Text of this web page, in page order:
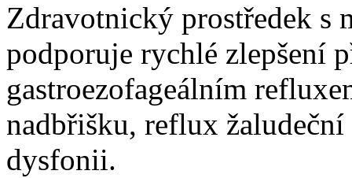
Zdravotnický prostředek s
podporuje rychlé zlepšení
gastroezofageálním
nadbřišku, reflux
dysfonii.